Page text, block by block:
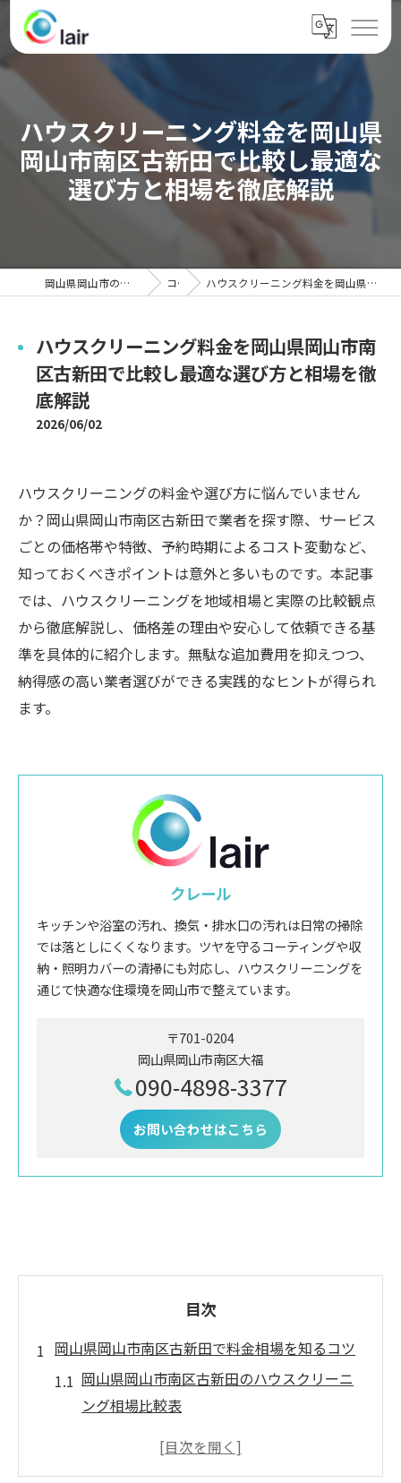
ハウスクリーニング料金を岡山県
岡山市南区古新田で比較し最適な
選び方と相場を徹底解説
岡山県岡山市のハウスクリーニングならクレール コラム ハウスクリーニング料金を岡山県岡山市南区古新田で比較し最適な選び方と相場を徹底解説
ハウスクリーニング料金を岡山県岡山市南
区古新田で比較し最適な選び方と相場を徹
底解説
2026/06/02
ハウスクリーニングの料金や選び方に悩んでいません
か？岡山県岡山市南区古新田で業者を探す際、サービス
ごとの価格帯や特徴、予約時期によるコスト変動など、
知っておくべきポイントは意外と多いものです。本記事
では、ハウスクリーニングを地域相場と実際の比較観点
から徹底解説し、価格差の理由や安心して依頼できる基
準を具体的に紹介します。無駄な追加費用を抑えつつ、
納得感の高い業者選びができる実践的なヒントが得られ
ます。
クレール
キッチンや浴室の汚れ、換気・排水口の汚れは日常の掃除
では落としにくくなります。ツヤを守るコーティングや収
納・照明カバーの清掃にも対応し、ハウスクリーニングを
通じて快適な住環境を岡山市で整えています。
〒701-0204
岡山県岡山市南区大福
090-4898-3377
お問い合わせはこちら
目次
岡山県岡山市南区古新田で料金相場を知るコツ
岡山県岡山市南区古新田のハウスクリーニ
ング相場比較表
ハウスクリーニング料金相場を把握するポ